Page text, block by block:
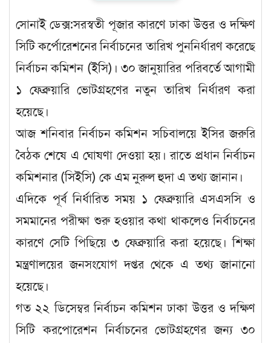
সোনাই ডেক্স:সরস্বতী পূজার কারণে ঢাকা উত্তর ও দক্ষিণ
সিটি কর্পোরেশনের নির্বাচনের তারিখ পুননির্ধারণ করেছে
নির্বাচন কমিশন (ইসি)। ৩০ জানুয়ারির পরিবর্তে আগামী
১ ফেব্রুয়ারি ভোটগ্রহণের নতুন তারিখ নির্ধারণ করা
হয়েছে।
আজ শনিবার নির্বাচন কমিশন সচিবালয়ে ইসির জরুরি
বৈঠক শেষে এ ঘোষণা দেওয়া হয়। রাতে প্রধান নির্বাচন
কমিশনার (সিইসি) কে এম নুরুল হুদা এ তথ্য জানান।
এদিকে পূর্ব নির্ধারিত সময় ১ ফেব্রুয়ারি এসএসসি ও
সমমানের পরীক্ষা শুরু হওয়ার কথা থাকলেও নির্বাচনের
কারণে সেটি পিছিয়ে ৩ ফেব্রুয়ারি করা হয়েছে। শিক্ষা
মন্ত্রণালয়ের জনসংযোগ দপ্তর থেকে এ তথ্য জানানো
হয়েছে।
গত ২২ ডিসেম্বর নির্বাচন কমিশন ঢাকা উত্তর ও দক্ষিণ
সিটি করপোরেশন নির্বাচনের ভোটগ্রহণের জন্য ৩০